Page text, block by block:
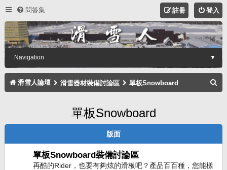
問答集 登入
註冊
Navigation ▼
滑雪人論壇 滑雪器材裝備討論區 單板Snowboard
單板Snowboard
版面
單板Snowboard裝備討論區
再酷的Rider，也要有夠炫的滑板吧？產品百百種，您能樣